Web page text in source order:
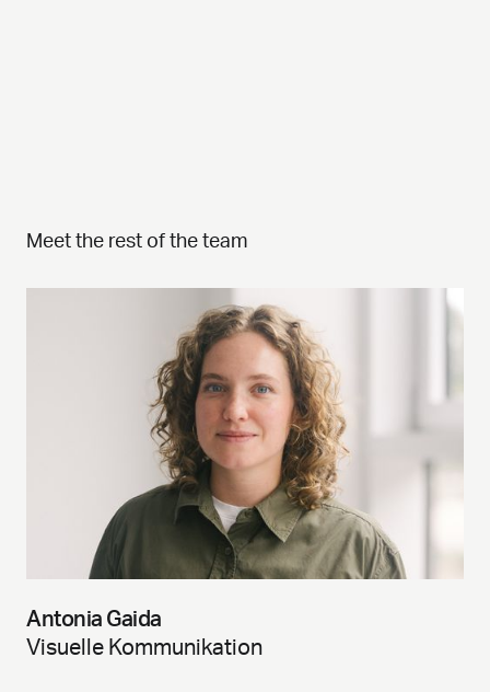
Meet the rest of the team
Antonia Gaida
Visuelle Kommunikation